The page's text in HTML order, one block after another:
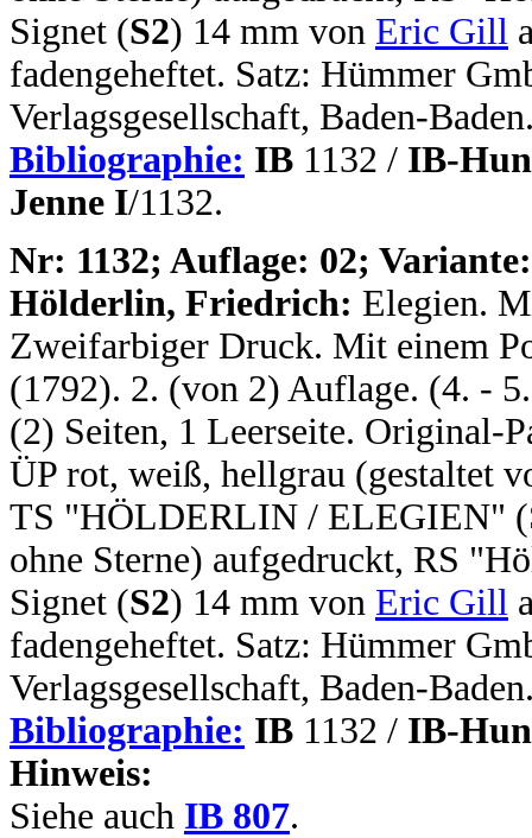
Signet (S2) 14 mm von Eric Gill
fadengeheftet. Satz: Hümmer
Verlagsgesellschaft, Baden-
Bibliographie: IB 1132 / IB-
Jenne I/1132.
Nr: 1132; Auflage: 02;
Hölderlin, Friedrich: Elegien.
Zweifarbiger Druck. Mit einem
(1792). 2. (von 2) Auflage. (4. -
(2) Seiten, 1 Leerseite. Original-
ÜP rot, weiß, hellgrau (gestaltet
TS "HÖLDERLIN / ELEGIEN"
ohne Sterne) aufgedruckt, RS
Signet (S2) 14 mm von Eric Gill
fadengeheftet. Satz: Hümmer
Verlagsgesellschaft, Baden-
Bibliographie: IB 1132 / IB-
Hinweis:
Siehe auch IB 807.